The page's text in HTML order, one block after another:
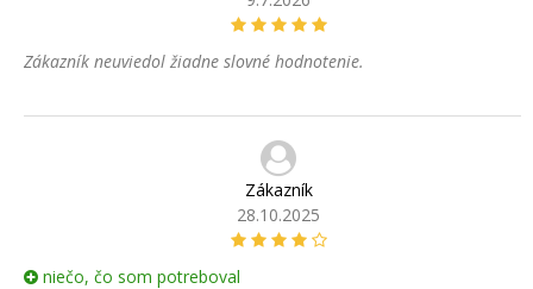
Zákazník neuviedol žiadne slovné hodnotenie.
Zákazník
28.10.2025
niečo, čo som potreboval